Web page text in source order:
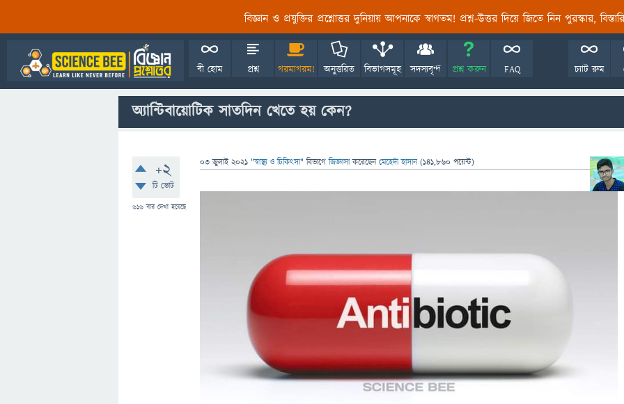
বিজ্ঞান ও প্রযুক্তির প্রশ্নোত্তর দুনিয়ায় আপনাকে স্বাগতম! প্রশ্ন-উত্তর দিয়ে জিতে নিন পুরস্কার,
বী হোম প্রশ্ন গরমাগরম! অনুত্তরিত বিভাগসমূহ সদস্যবৃন্দ প্রশ্ন করুন FAQ চ্যাট রুম
অ্যান্টিবায়োটিক সাতদিন খেতে হয় কেন?
+2
টি ভোট
616 বার দেখা হয়েছে
03 জুলাই 2021 "স্বাস্থ্য ও চিকিৎসা" বিভাগে জিজ্ঞাসাকরেছেনমেহেদী হাসান (141,860 পয়েন্ট)